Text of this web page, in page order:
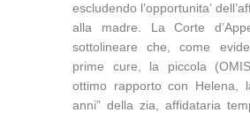
escludendo l’opportunita’
alla madre. La Corte
sottolineare che, come
prime cure, la piccola
ottimo rapporto con Helena,
anni” della zia, affidataria